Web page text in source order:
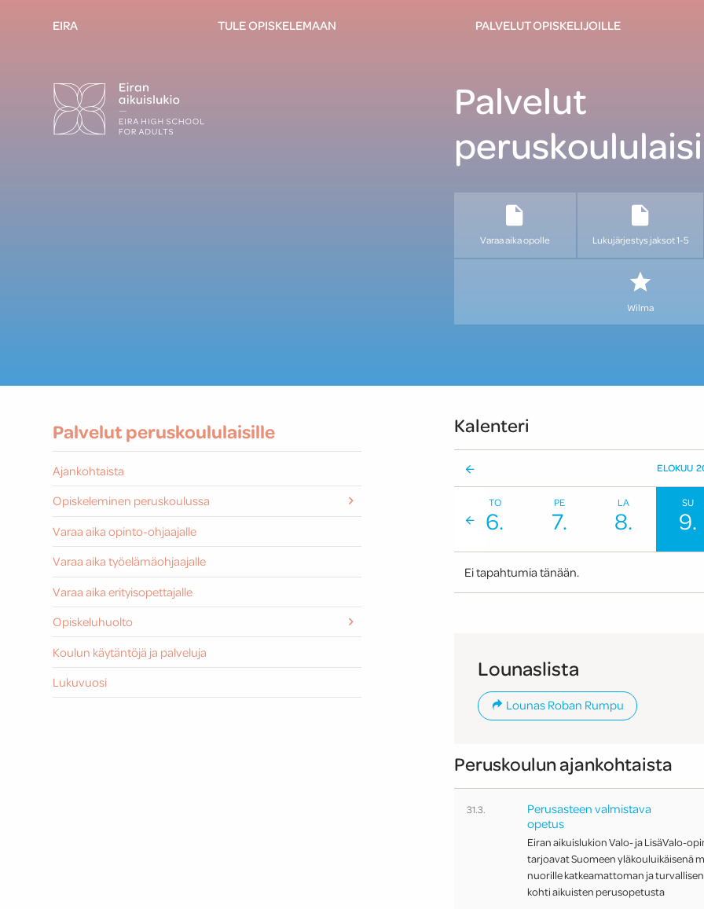
EIRA TULE OPISKELEMAAN PALVELUT OPISKELIJOILLE
Palvelut
Varaa aika opolle Lukujärjestys jaksot 1-5
Wilma
Kalenteri
ELOKUU
l
n
u
LA
1. 2. 3. 4.
TO
6.
PE
7.
LA
8.
SU
9.
Ei tapahtumia tänään.
Lounaslista
Lounas Roban Rumpu
Peruskoulun ajankohtaista
31.3.
Perusasteen valmistava
opetus
Eiran aikuislukion Valo- ja LisäValo-
tarjoavat Suomeen yläkouluikäisenä
nuorille katkeamattoman ja
kohti aikuisten perusopetusta
Palvelut peruskoululaisille
Ajankohtaista
Opiskeleminen peruskoulussa
Varaa aika opinto-ohjaajalle
Varaa aika työelämäohjaajalle
Varaa aika erityisopettajalle
Opiskeluhuolto
Koulun käytäntöjä ja palveluja
Lukuvuosi